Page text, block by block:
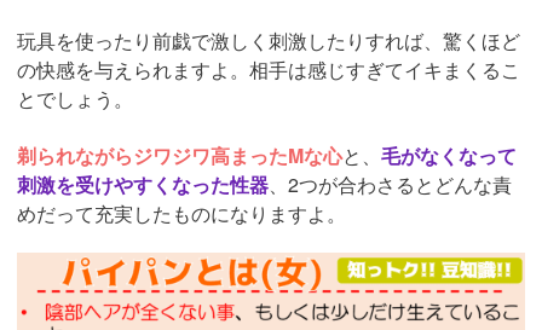
玩具を使ったり前戯で激しく刺激したりすれば、驚くほど
の快感を与えられますよ。相手は感じすぎてイキまくるこ
とでしょう。
剃られながらジワジワ高まったMな心と、 毛がなくなって
刺激を受けやすくなった性器、2つが合わさるとどんな責
めだって充実したものになりますよ。